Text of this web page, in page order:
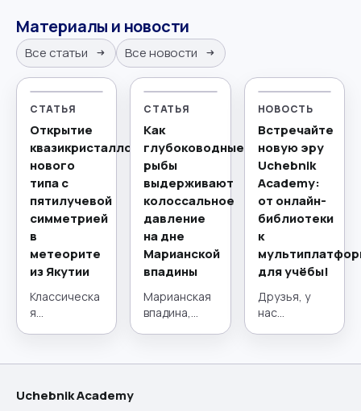
Материалы и новости
Все статьи Все новости
СТАТЬЯ
Открытие
квазикристаллов
нового
типа с
пятилучевой
симметрией
в
метеорите
из Якутии
Классическа
я
краеугольны
материалов
СТАТЬЯ
Как
глубоководные
рыбы
выдерживают
колоссальное
давление
на дне
Марианской
впадины
Марианская
впадина,
западной
НОВОСТЬ
Встречайте
новую эру
Uchebnik
Academy:
от онлайн-
библиотеки
к
для учёбы!
Друзья, у
нас
июля наш
Uchebnik Academy